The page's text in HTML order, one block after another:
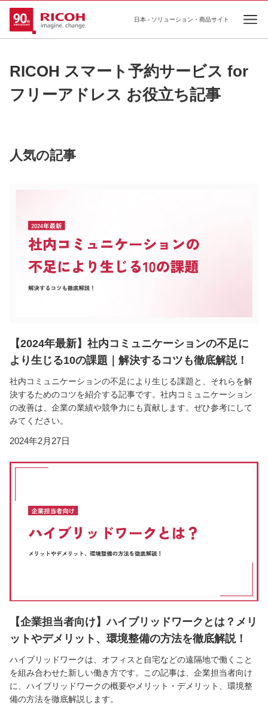
日本 - ソリューション・商品サイト
RICOH スマート予約サービス for
フリーアドレス お役立ち記事
人気の記事
【2024年最新】社内コミュニケーションの不足に
より生じる10の課題｜解決するコツも徹底解説！
社内コミュニケーションの不足により生じる課題と、それらを解
決するためのコツを紹介する記事です。社内コミュニケーション
の改善は、企業の業績や競争力にも貢献します。ぜひ参考にして
みてください。
2024年2月27日
【企業担当者向け】ハイブリッドワークとは？メリ
ットやデメリット、環境整備の方法を徹底解説！
ハイブリッドワークは、オフィスと自宅などの遠隔地で働くこと
を組み合わせた新しい働き方です。この記事は、企業担当者向け
に、ハイブリッドワークの概要やメリット・デメリット、環境整
備の方法を徹底解説します。